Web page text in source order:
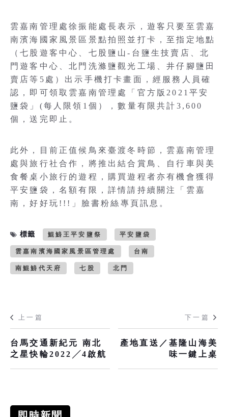
雲嘉南管理處徐振能處長表示，遊客只要至雲嘉
南濱海國家風景區景點拍照並打卡，至指定地點
（七股遊客中心、七股鹽山-台鹽生技賣店、北
門遊客中心、北門洗滌鹽觀光工場、井仔腳鹽田
賣店等5處）出示手機打卡畫面，經服務人員確
認，即可領取雲嘉南管理處「官方版2021平安
鹽袋」(每人限領1個），數量有限共計3,600
個，送完即止。
此外，目前正值候鳥來臺渡冬時節，雲嘉南管理
處與旅行社合作，將推出結合賞鳥、自行車與美
食餐桌小旅行的遊程，購買遊程者亦有機會獲得
平安鹽袋，名額有限，詳情請持續關注「雲嘉
南，好好玩!!!」臉書粉絲專頁訊息。
標籤 鯤鯓王平安鹽祭 平安鹽袋
雲嘉南濱海國家風景區管理處 台南
南鯤鯓代天府 七股 北門
上一篇
台馬交通新紀元 南北
之星快輪2022╱4啟航
下一篇
產地直送／基隆山海美
味一鍵上桌